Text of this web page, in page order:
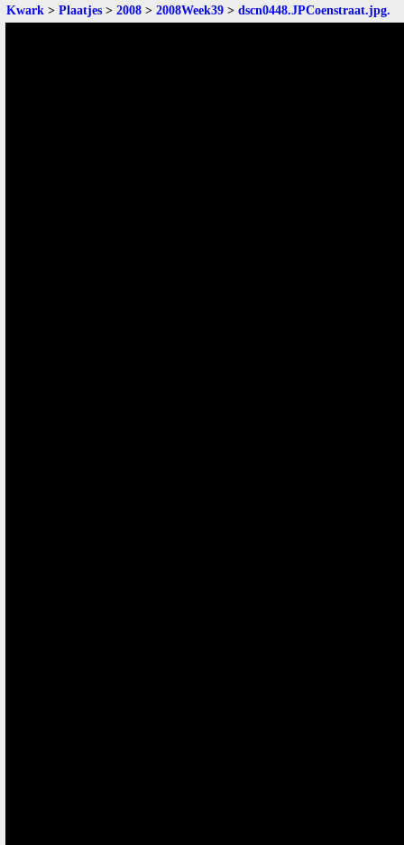
Kwark > Plaatjes > 2008 > 2008Week39 > dscn0448.JPCoenstraat.jpg.